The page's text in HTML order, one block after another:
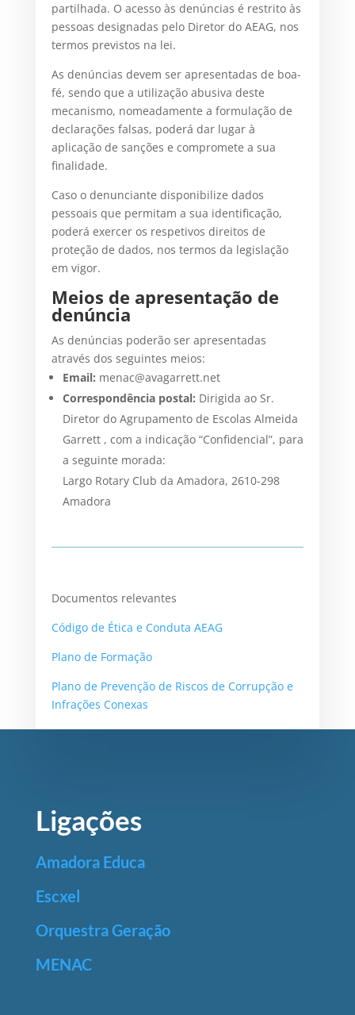
partilhada. O acesso às denúncias é restrito às
pessoas designadas pelo Diretor do AEAG, nos
termos previstos na lei.
As denúncias devem ser apresentadas de boa-
fé, sendo que a utilização abusiva deste
mecanismo, nomeadamente a formulação de
declarações falsas, poderá dar lugar à
aplicação de sanções e compromete a sua
finalidade.
Caso o denunciante disponibilize dados
pessoais que permitam a sua identificação,
poderá exercer os respetivos direitos de
proteção de dados, nos termos da legislação
em vigor.
Meios de apresentação de
denúncia
As denúncias poderão ser apresentadas
através dos seguintes meios:
Email: menac@avagarrett.net
Correspondência postal: Dirigida ao Sr.
Diretor do Agrupamento de Escolas Almeida
Garrett , com a indicação “Confidencial”, para
a seguinte morada:
Largo Rotary Club da Amadora, 2610-298
Amadora
Documentos relevantes
Código de Ética e Conduta AEAG
Plano de Formação
Plano de Prevenção de Riscos de Corrupção e
Infrações Conexas
Ligações
Amadora Educa
Escxel
Orquestra Geração
MENAC